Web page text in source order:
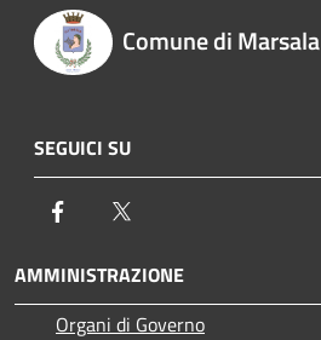
Comune di Marsala
SEGUICI SU
Facebook
AMMINISTRAZIONE
Organi di Governo